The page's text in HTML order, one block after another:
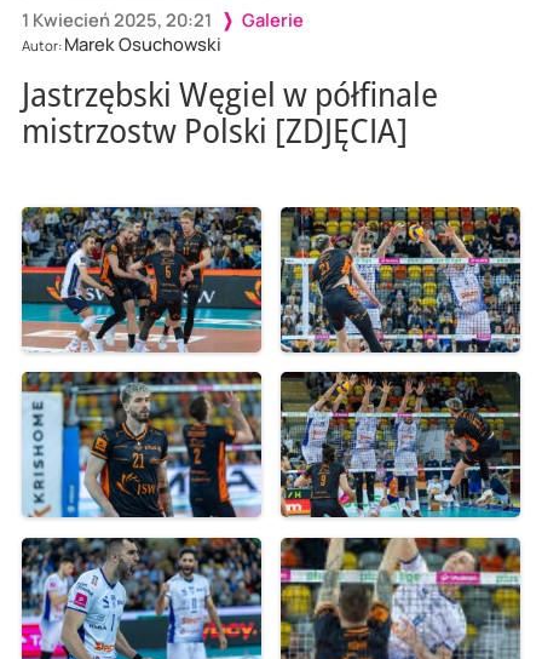
1 Kwiecień 2025, 20:21 Galerie
Autor: Marek Osuchowski
Jastrzębski Węgiel w półfinale
mistrzostw Polski [ZDJĘCIA]